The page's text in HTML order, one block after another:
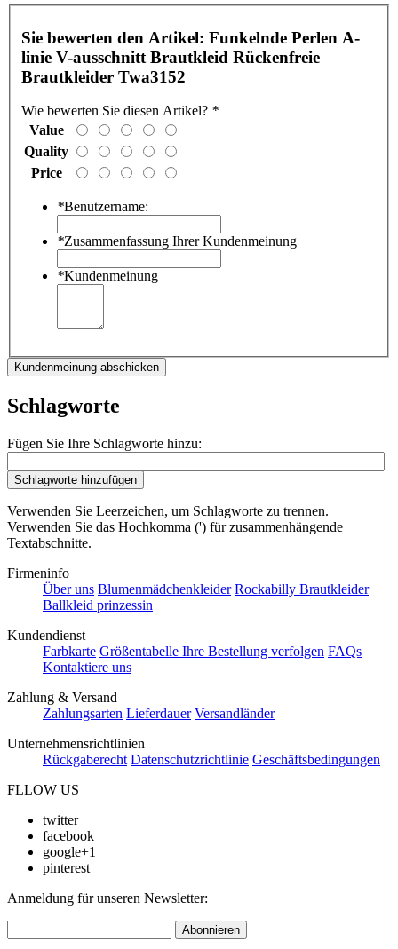
Sie bewerten den Artikel: Funkelnde Perlen A-
linie V-ausschnitt Brautkleid Rückenfreie
Brautkleider Twa3152
Wie bewerten Sie diesen Artikel? *
Value
Quality
Price
*Benutzername:
*Zusammenfassung Ihrer Kundenmeinung
*Kundenmeinung
Kundenmeinung abschicken
Schlagworte
Fügen Sie Ihre Schlagworte hinzu:
Schlagworte hinzufügen
Verwenden Sie Leerzeichen, um Schlagworte zu trennen.
Verwenden Sie das Hochkomma (') für zusammenhängende
Textabschnitte.
Firmeninfo
Über uns Blumenmädchenkleider Rockabilly Brautkleider
Ballkleid prinzessin
Kundendienst
Farbkarte Größentabelle Ihre Bestellung verfolgen FAQs
Kontaktiere uns
Zahlung & Versand
Zahlungsarten Lieferdauer Versandländer
Unternehmensrichtlinien
Rückgaberecht Datenschutzrichtlinie Geschäftsbedingungen
FLLOW US
twitter
facebook
google+1
pinterest
Anmeldung für unseren Newsletter:
Abonnieren